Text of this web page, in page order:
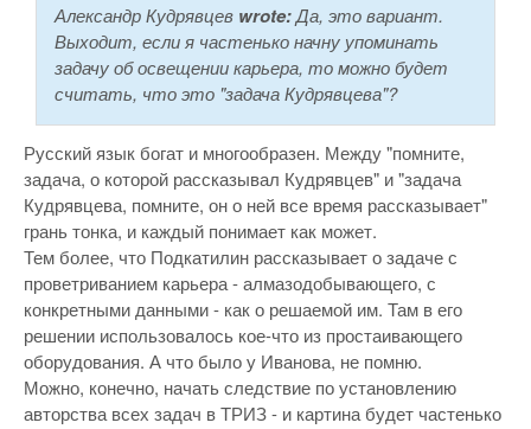
Александр Кудрявцев wrote:Да, это вариант.
Выходит, если я частенько начну упоминать
задачу об освещении карьера, то можно будет
считать, что это "задача Кудрявцева"?
Русский язык богат и многообразен. Между "помните,
задача, о которой рассказывал Кудрявцев" и "задача
Кудрявцева, помните, он о ней все время рассказывает"
грань тонка, и каждый понимает как может.
Тем более, что Подкатилин рассказывает о задаче с
проветриванием карьера - алмазодобывающего, с
конкретными данными - как о решаемой им. Там в его
решении использовалось кое-что из простаивающего
оборудования. А что было у Иванова, не помню.
Можно, конечно, начать следствие по установлению
авторства всех задач в ТРИЗ - и картина будет частенько